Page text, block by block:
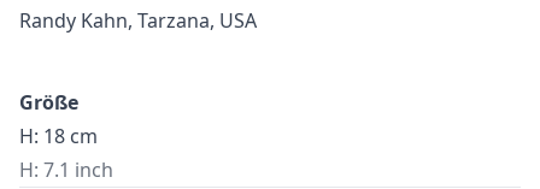
Randy Kahn, Tarzana, USA
Größe
H: 18 cm
H: 7.1 inch